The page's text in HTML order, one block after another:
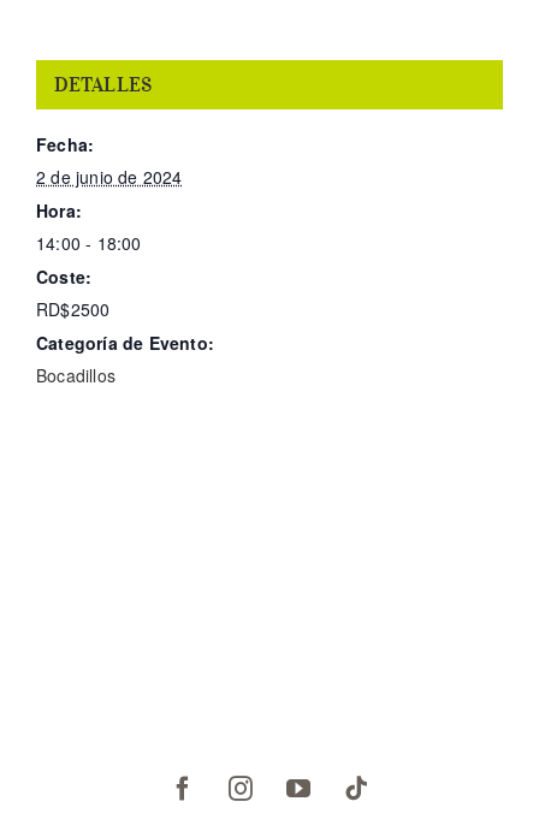
DETALLES
Fecha:
2 de junio de 2024
Hora:
14:00 - 18:00
Coste:
RD$2500
Categoría de Evento:
Bocadillos